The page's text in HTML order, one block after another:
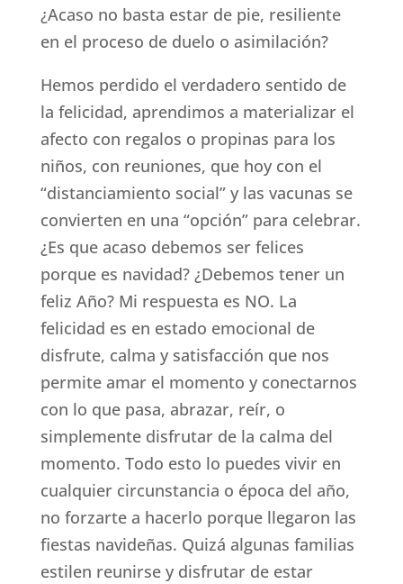
¿Acaso no basta estar de pie, resiliente
en el proceso de duelo o asimilación?
Hemos perdido el verdadero sentido de
la felicidad, aprendimos a materializar el
afecto con regalos o propinas para los
niños, con reuniones, que hoy con el
“distanciamiento social” y las vacunas se
convierten en una “opción” para celebrar.
¿Es que acaso debemos ser felices
porque es navidad? ¿Debemos tener un
feliz Año? Mi respuesta es NO. La
felicidad es en estado emocional de
disfrute, calma y satisfacción que nos
permite amar el momento y conectarnos
con lo que pasa, abrazar, reír, o
simplemente disfrutar de la calma del
momento. Todo esto lo puedes vivir en
cualquier circunstancia o época del año,
no forzarte a hacerlo porque llegaron las
fiestas navideñas. Quizá algunas familias
estilen reunirse y disfrutar de estar